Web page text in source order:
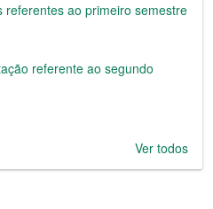
referentes ao primeiro semestre
referente ao segundo
Ver todos